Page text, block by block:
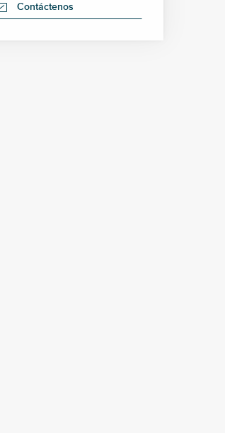
Contáctenos